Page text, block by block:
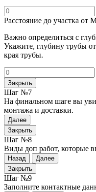
Расстояние до участка
Важно определиться с
Укажите, глубину трубы
края трубы.
Закрыть
Шаг №7
На финальном шаге вы
монтажа и доставки.
Далее
Закрыть
Шаг №8
Виды доп работ, которые
Назад
Далее
Закрыть
Шаг №9
Заполните контактные